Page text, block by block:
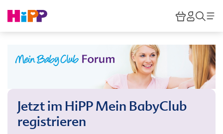
HiPP
Jetzt im HiPP Mein BabyClub
registrieren